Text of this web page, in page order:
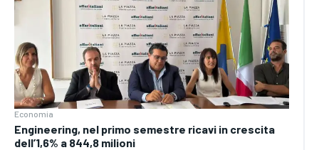
Economia
Engineering, nel primo semestre ricavi in crescita
dell’1,6% a 844,8 milioni